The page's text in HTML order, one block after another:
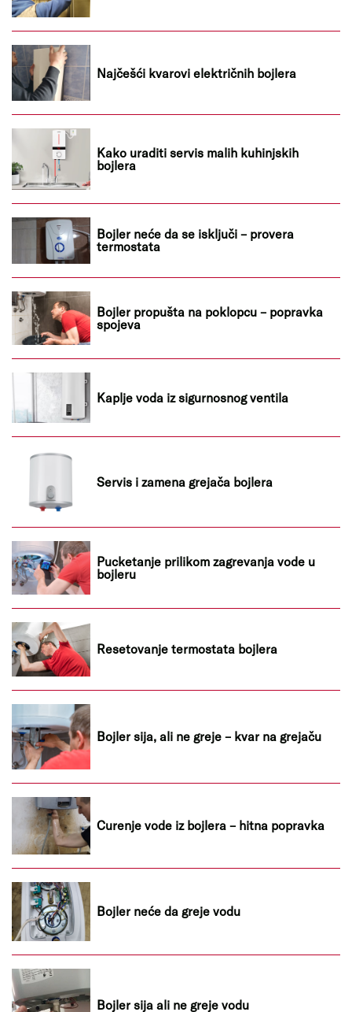
Najčešći kvarovi električnih bojlera
Kako uraditi servis malih kuhinjskih
bojlera
Bojler neće da se isključi – provera
termostata
Bojler propušta na poklopcu – popravka
spojeva
Kaplje voda iz sigurnosnog ventila
Servis i zamena grejača bojlera
Pucketanje prilikom zagrevanja vode u
bojleru
Resetovanje termostata bojlera
Bojler sija, ali ne greje – kvar na grejaču
Curenje vode iz bojlera – hitna popravka
Bojler neće da greje vodu
Bojler sija ali ne greje vodu